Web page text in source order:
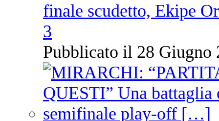
finale scudetto, Ekipe
3
Pubblicato il 28 Giugno